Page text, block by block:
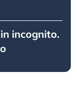
incognito.